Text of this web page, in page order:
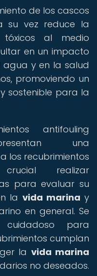
de los cascos
su vez reduce la
tóxicos al medio
en un impacto
y en la salud
promoviendo un
sostenible para la
antifouling
una
los recubrimientos
realizar
para evaluar su
la vida marina y
en general. Se
para
cumplan
la vida marina
no deseados.